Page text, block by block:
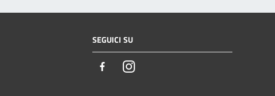
SEGUICI SU
FacebookInstagram